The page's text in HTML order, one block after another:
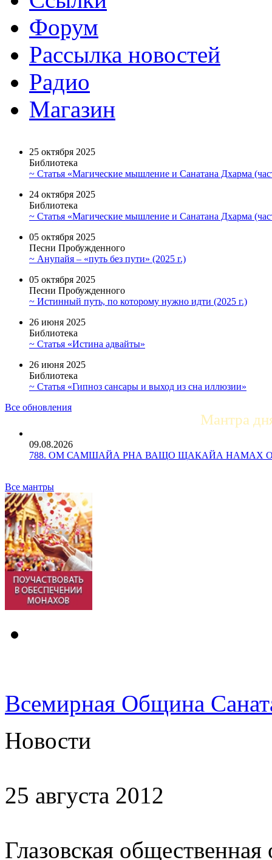
Форум
Рассылка новостей
Радио
Магазин
25 октября 2025
Библиотека
~ Статья «Магические мышление и Санатана Дхарма
24 октября 2025
Библиотека
~ Статья «Магические мышление и Санатана Дхарма
05 октября 2025
Песни Пробужденного
~ Анупайя – «путь без пути» (2025 г.)
05 октября 2025
Песни Пробужденного
~ Истинный путь, по которому нужно идти (2025 г.)
26 июня 2025
Библиотека
~ Статья «Истина адвайты»
26 июня 2025
Библиотека
~ Статья «Гипноз сансары и выход из сна иллюзии»
Все обновления
Мантра
09.08.2026
788. ОМ САМШАЙА РНА ВАЩО ЩАКАЙА НАМАХ ОМ
Все мантры
Всемирная Община
Новости
25 августа 2012
Глазовская